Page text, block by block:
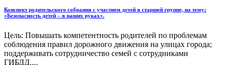
Конспект родительского собрания с участием детей в старшей группе, на тему:
«Безопасность детей – в наших руках».
Цель: Повышать компетентность родителей по проблемам
соблюдения правил дорожного движения на улицах города;
поддерживать сотрудничество семей с сотрудниками
ГИБДД....